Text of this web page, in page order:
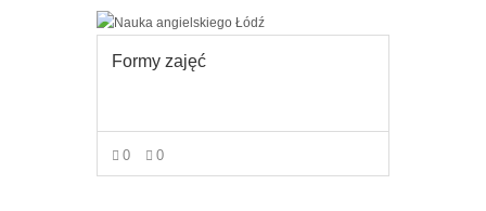
Formy zajęć
0 0